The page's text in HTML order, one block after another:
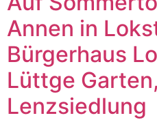
Annen in
Bürgerhaus
Lüttge Garten,
Lenzsiedlung